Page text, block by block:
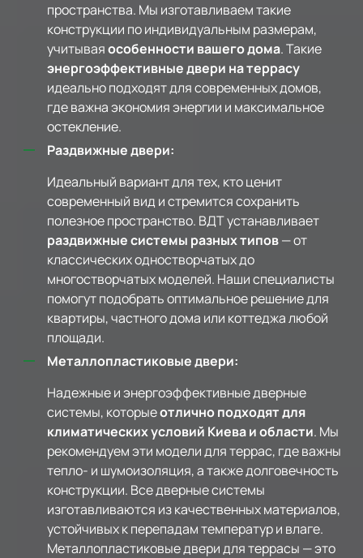
пространства. Мы изготавливаем такие
конструкции по индивидуальным размерам,
учитываяособенности вашего дома. Такие
энергоэффективные двери на террасу
идеально подходят для современных домов,
где важна экономия энергии и максимальное
остекление.
Раздвижные двери:
Идеальный вариант для тех, кто ценит
современный вид и стремится сохранить
полезное пространство. ВДТ устанавливает
раздвижные системы разных типов— от
классических одностворчатых до
многостворчатых моделей. Наши специалисты
помогут подобрать оптимальное решение для
квартиры, частного дома или коттеджа любой
площади.
Металлопластиковые двери:
Надежные и энергоэффективные дверные
системы, которыеотлично подходят для
климатических условий Киева и области. Мы
рекомендуем эти модели для террас, где важны
тепло- и шумоизоляция, а также долговечность
конструкции. Все дверные системы
изготавливаются из качественных материалов,
устойчивых к перепадам температур и влаге.
Металлопластиковые двери для террасы — это